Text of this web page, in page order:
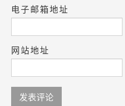
电子邮箱地址
网站地址